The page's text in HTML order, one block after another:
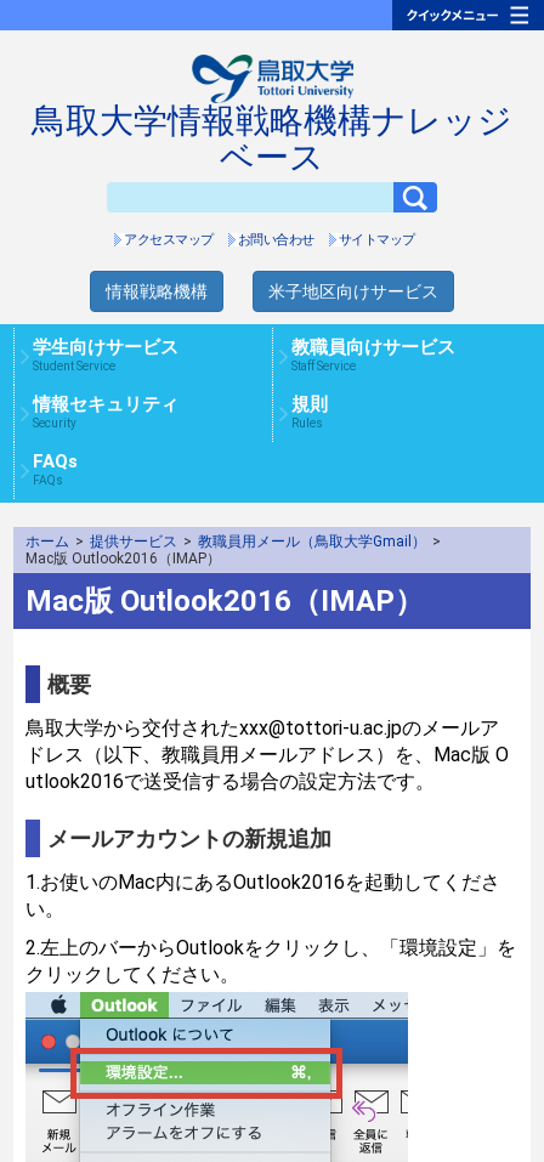
鳥取大学情報戦略機構ナレッジ
ベース
アクセスマップ お問い合わせ サイトマップ
情報戦略機構 米子地区向けサービス
学生向けサービス
Student Service
教職員向けサービス
Staff Service
情報セキュリティ
Security
規則
Rules
FAQs
FAQs
ホーム > 提供サービス > 教職員用メール（鳥取大学Gmail）
>
Mac版 Outlook2016（IMAP）
Mac版 Outlook2016（IMAP）
概要
鳥取大学から交付されたxxx@tottori-u.ac.jpのメールア
ドレス（以下、教職員用メールアドレス）を、Mac版 O
utlook2016で送受信する場合の設定方法です。
メールアカウントの新規追加
1.お使いのMac内にあるOutlook2016を起動してくださ
い。
2.左上のバーからOutlookをクリックし、「環境設定」を
クリックしてください。